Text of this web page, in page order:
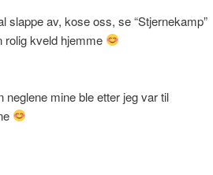
slappe av, kose oss, se “Stjernekamp”
rolig kveld hjemme
mine ble etter jeg var til